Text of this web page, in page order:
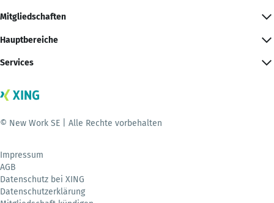
Mitgliedschaften
Hauptbereiche
Services
© New Work SE | Alle Rechte vorbehalten
Impressum
AGB
Datenschutz bei XING
Datenschutzerklärung